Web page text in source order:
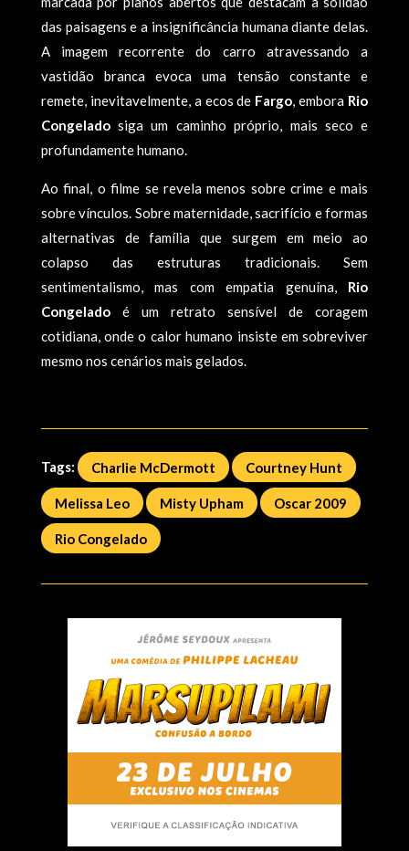
das paisagens e a insignificância humana diante delas.
A imagem recorrente do carro atravessando a
vastidão branca evoca uma tensão constante e
remete, inevitavelmente, a ecos de Fargo, embora Rio
Congeladosiga um caminho próprio, mais seco e
profundamente humano.
Ao final, o filme se revela menos sobre crime e mais
sobre vínculos. Sobre maternidade, sacrifício e formas
alternativas de família que surgem em meio ao
colapso das estruturas tradicionais. Sem
sentimentalismo, mas com empatia genuína, Rio
Congeladoé um retrato sensível de coragem
cotidiana, onde o calor humano insiste em sobreviver
mesmo nos cenários mais gelados.
Tags: Charlie McDermott Courtney Hunt
Melissa Leo Misty Upham Oscar 2009
Rio Congelado